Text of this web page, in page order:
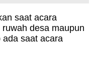
saat acara
desa maupun
ada saat acara